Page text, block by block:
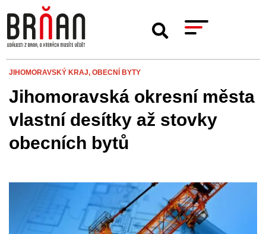
JIHOMORAVSKÝ KRAJ, OBECNÍ BYTY
Jihomoravská okresní města
vlastní desítky až stovky
obecních bytů